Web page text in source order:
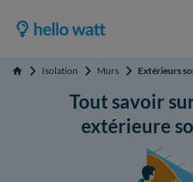
Accueil Isolation Murs Extérieurs
Tout savoir
extérieure